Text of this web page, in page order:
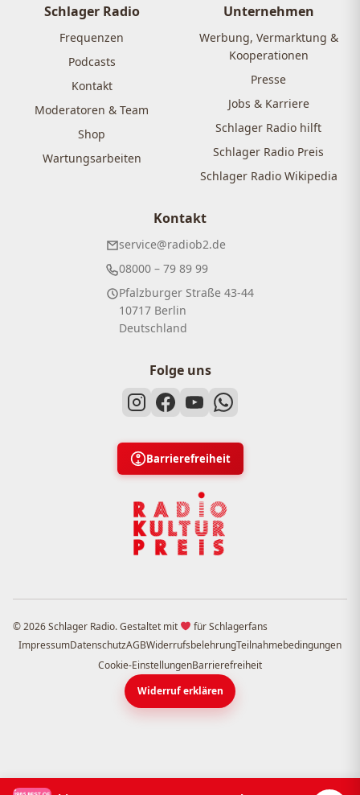
Schlager Radio
Frequenzen
Podcasts
Kontakt
Moderatoren & Team
Shop
Wartungsarbeiten
Unternehmen
Werbung, Vermarktung &
Kooperationen
Presse
Jobs & Karriere
Schlager Radio hilft
Schlager Radio Preis
Schlager Radio Wikipedia
Kontakt
service@radiob2.de
08000 – 79 89 99
Pfalzburger Straße 43-44
10717 Berlin
Deutschland
Folge uns
Barrierefreiheit
© 2026 Schlager Radio. Gestaltet mit
für Schlagerfans
ImpressumDatenschutzAGBWiderrufsbelehrungTeilnahmebedingungen
Cookie-EinstellungenBarrierefreiheit
Widerruf erklären